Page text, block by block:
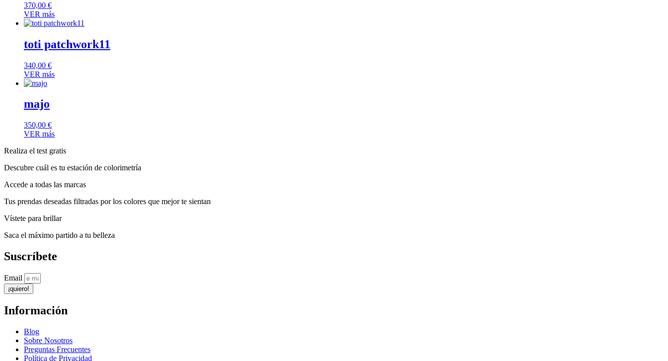
370,00 €
VER más
toti patchwork11
340,00 €
VER más
majo
350,00 €
VER más
Realiza el test gratis
Descubre cuál es tu estación de colorimetría
Accede a todas las marcas
Tus prendas deseadas filtradas por los colores que mejor te sientan
Vístete para brillar
Saca el máximo partido a tu belleza
Suscríbete
Email
¡quiero!
Información
Blog
Sobre Nosotros
Preguntas Frecuentes
Política de Privacidad